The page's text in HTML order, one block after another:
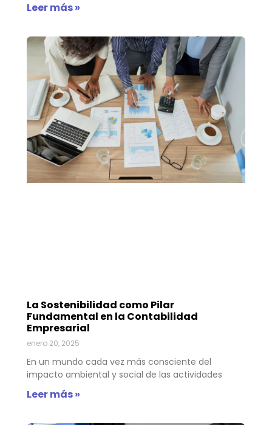
Leer más »
La Sostenibilidad como Pilar
Fundamental en la Contabilidad
Empresarial
enero 20, 2025
En un mundo cada vez más consciente del
impacto ambiental y social de las actividades
Leer más »